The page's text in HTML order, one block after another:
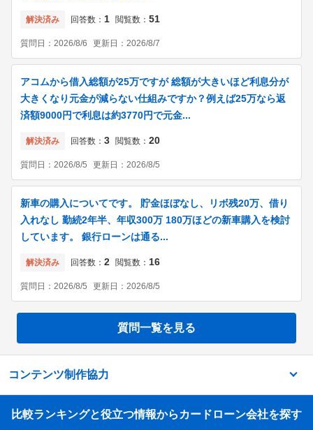
解決済み 回答数： 1 閲覧数： 51
質問日： 2026/8/6 更新日： 2026/8/7
アコムから借入総額が25万ですが 総額が大きいほど利息分が
大きくなり元金が減らない仕組みですか？例えば25万なら返
済額9000円で利息は約3770円で元金...
解決済み 回答数： 3 閲覧数： 20
質問日： 2026/8/5 更新日： 2026/8/5
新車の購入についてです。 貯金ほぼなし、リボ残20万、借り
入れなし 勤続2年半、年収300万 180万ほどの新車購入を検討
しています。 銀行ローンは通る...
解決済み 回答数： 2 閲覧数： 16
質問日： 2026/8/5 更新日： 2026/8/5
質問一覧を見る
コンテンツ制作協力
比較ランキングと役立つ情報からカードローン会社を探す